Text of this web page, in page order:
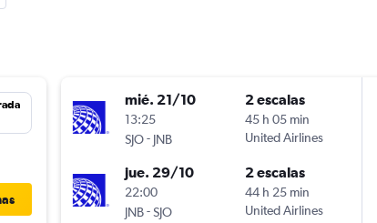
mié. 21/10
13:25
SJO- JNB
2 escalas
45 h 05 min
United Airlines
jue. 29/10
22:00
JNB-SJO
2 escalas
44 h 25 min
United Airlines